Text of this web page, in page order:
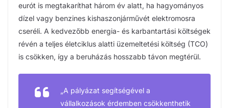
eurót is megtakaríthat három év alatt, ha hagyományos
dízel vagy benzines kishaszonjárművét elektromosra
cseréli. A kedvezőbb energia- és karbantartási költségek
révén a teljes életciklus alatti üzemeltetési költség (TCO)
is csökken, így a beruházás hosszabb távon megtérül.
„A pályázat segítségével a
vállalkozások érdemben csökkenthetik